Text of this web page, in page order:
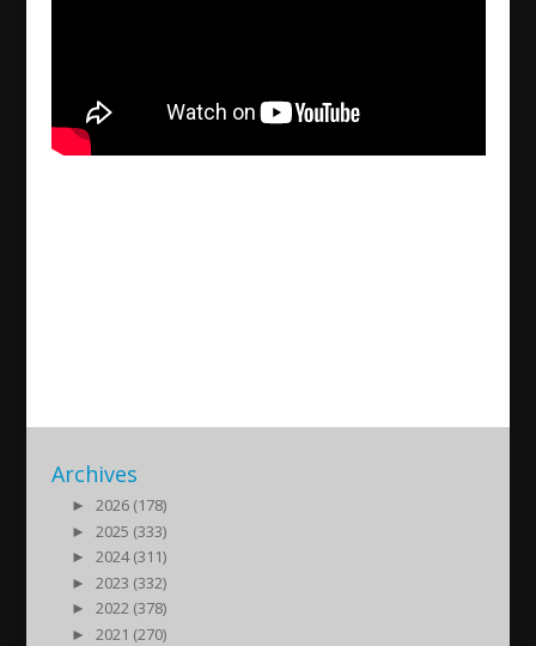
Archives
►
2026 (178)
►
2025 (333)
►
2024 (311)
►
2023 (332)
►
2022 (378)
►
2021 (270)